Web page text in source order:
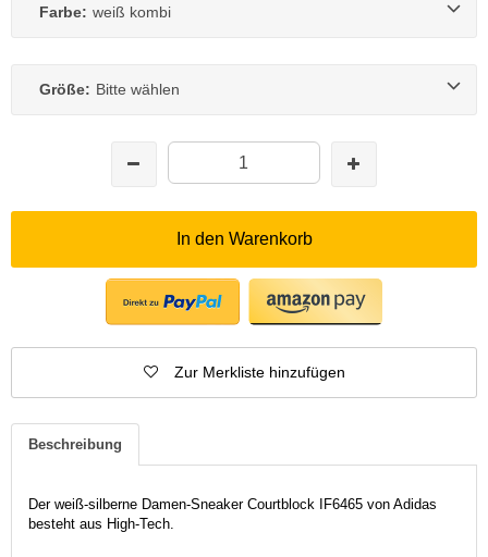
Farbe: weiß kombi
Größe: Bitte wählen
In den Warenkorb
Zur Merkliste hinzufügen
Beschreibung
Der weiß-silberne Damen-Sneaker Courtblock IF6465 von Adidas
besteht aus High-Tech.